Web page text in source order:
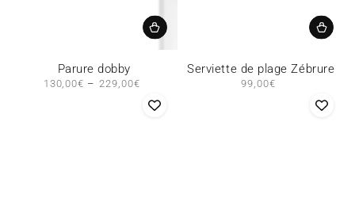
Parure dobby
Prix
130,00€ 229,00€
Serviette de plage Zébrure
Prix
99,00€